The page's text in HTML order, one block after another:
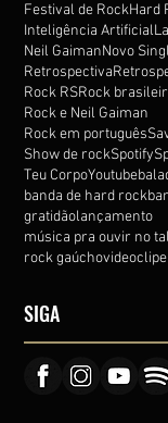
Festival de RockHard
Inteligência Artificial
Neil GaimanNovo
Retrospectiva
Rock RSRock
Rock e Neil Gaiman
Rock em português
Show de rockSpotify
Teu CorpoYoutube
banda de hard rock
gratidãolançamento
música pra ouvir no
rock gaúchovideoclipe
SIGA